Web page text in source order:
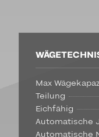
Max
Teilung
Eichfähig
Automatische
Automatische